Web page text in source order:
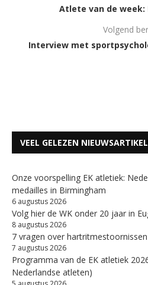
Atlete van de week:
Volgend
Interview met
VEEL GELEZEN
Onze voorspelling EK atletiek:
medailles in Birmingham
6 augustus 2026
Volg hier de WK onder 20 jaar in
8 augustus 2026
7 vragen over hartritmestoornissen
7 augustus 2026
Programma van de EK atletiek
Nederlandse atleten)